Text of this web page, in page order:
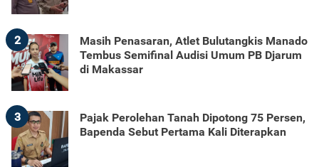
2
Masih Penasaran, Atlet Bulutangkis Manado
Tembus Semifinal Audisi Umum PB Djarum
di Makassar
3
Pajak Perolehan Tanah Dipotong 75 Persen,
Bapenda Sebut Pertama Kali Diterapkan